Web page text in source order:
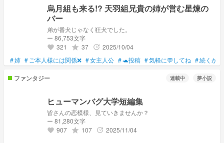
烏月組も来る!? 天羽組兄貴の姉が営む星煉の
バー
弟が番犬じゃなく狂犬でした。
ー 86,753文字
favorite 321 grade 37 update 2025/10/04
#姉 #ご本人様には関係❌ #女主人公 #🐢投稿 #気軽に💬してね #続くか
ファンタジー 連載中 夢小説
ヒューマンバグ大学短編集
皆さんの恋模様、見ていきませんか？
ー 81,280文字
favorite 907 grade 107 update 2025/11/04